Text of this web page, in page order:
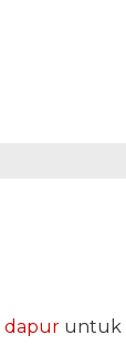
dapuruntuk